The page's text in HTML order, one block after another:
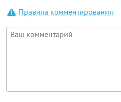
Правила комментирования